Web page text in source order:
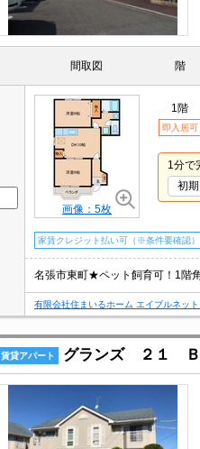
間取図 階
画像：5枚
1階
即入居可
1分で
初期
家賃クレジット払い可（※条件要確認）
名張市東町★ペット飼育可！1階
有限会社住まいるホーム エイブルネッ
賃貸アパート グランズ ２１ Ｂ